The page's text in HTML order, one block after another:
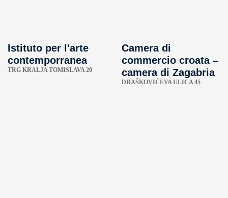
Istituto per l'arte
contemporranea
TRG KRALJA TOMISLAVA 20
Camera di
commercio croata –
camera di Zagabria
DRAŠKOVIĆEVA ULICA 45